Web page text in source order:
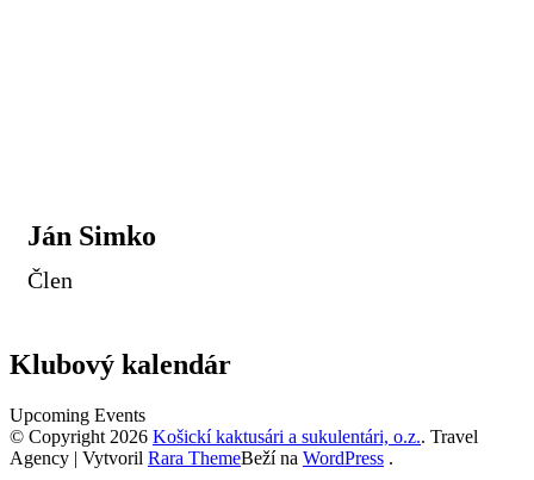
Ján Simko
Člen
Klubový kalendár
Upcoming Events
© Copyright 2026 Košickí kaktusári a sukulentári, o.z.. Travel
Agency | Vytvoril Rara ThemeBeží na WordPress .